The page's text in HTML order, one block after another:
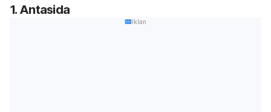
1. Antasida
Iklan